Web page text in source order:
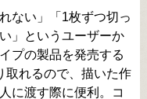
ない」「1枚ずつ切っ
」というユーザーか
プの製品を発売する
取れるので、描いた作
に渡す際に便利。コ